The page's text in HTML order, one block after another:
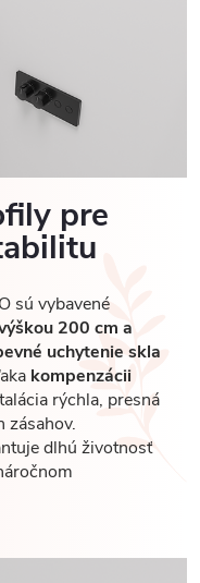
pre
sú vybavené
200 cm a
uchytenie skla
kompenzácii
rýchla, presná
zásahov.
dlhú životnosť